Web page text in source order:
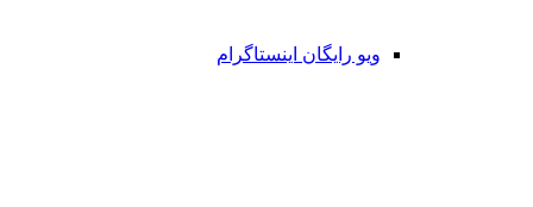
ویو رایگان اینستاگرام